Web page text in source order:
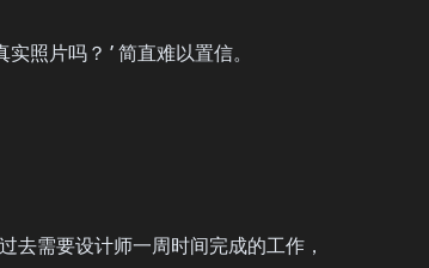
照片吗？’简直难以置信。
需要设计师一周时间完成的工作，